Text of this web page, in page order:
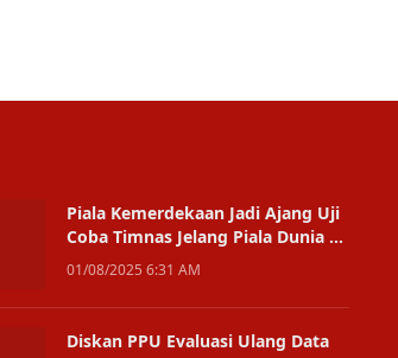
Piala Kemerdekaan Jadi Ajang Uji
Coba Timnas Jelang Piala Dunia U-
17 2025
01/08/2025 6:31 AM
Diskan PPU Evaluasi Ulang Data